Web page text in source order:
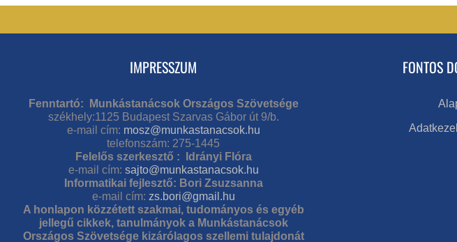
IMPRESSZUM
Fenntartó: Munkástanácsok Országos Szövetsége
székhely:1125 Budapest Szarvas Gábor út 9/b.
e-mail cím: mosz@munkastanacsok.hu
telefonszám: 275-1445
Felelős szerkesztő : Idrányi Flóra
e-mail cím: sajto@munkastanacsok.hu
Informatikai fejlesztő: Bori Zsuzsanna
e-mail cím: zs.bori@gmail.hu
A honlapon közzétett szakmai, tudományos és egyéb
jellegű cikkek, tanulmányok a Munkástanácsok
Országos Szövetsége kizárólagos szellemi tulajdonát
FONTOS